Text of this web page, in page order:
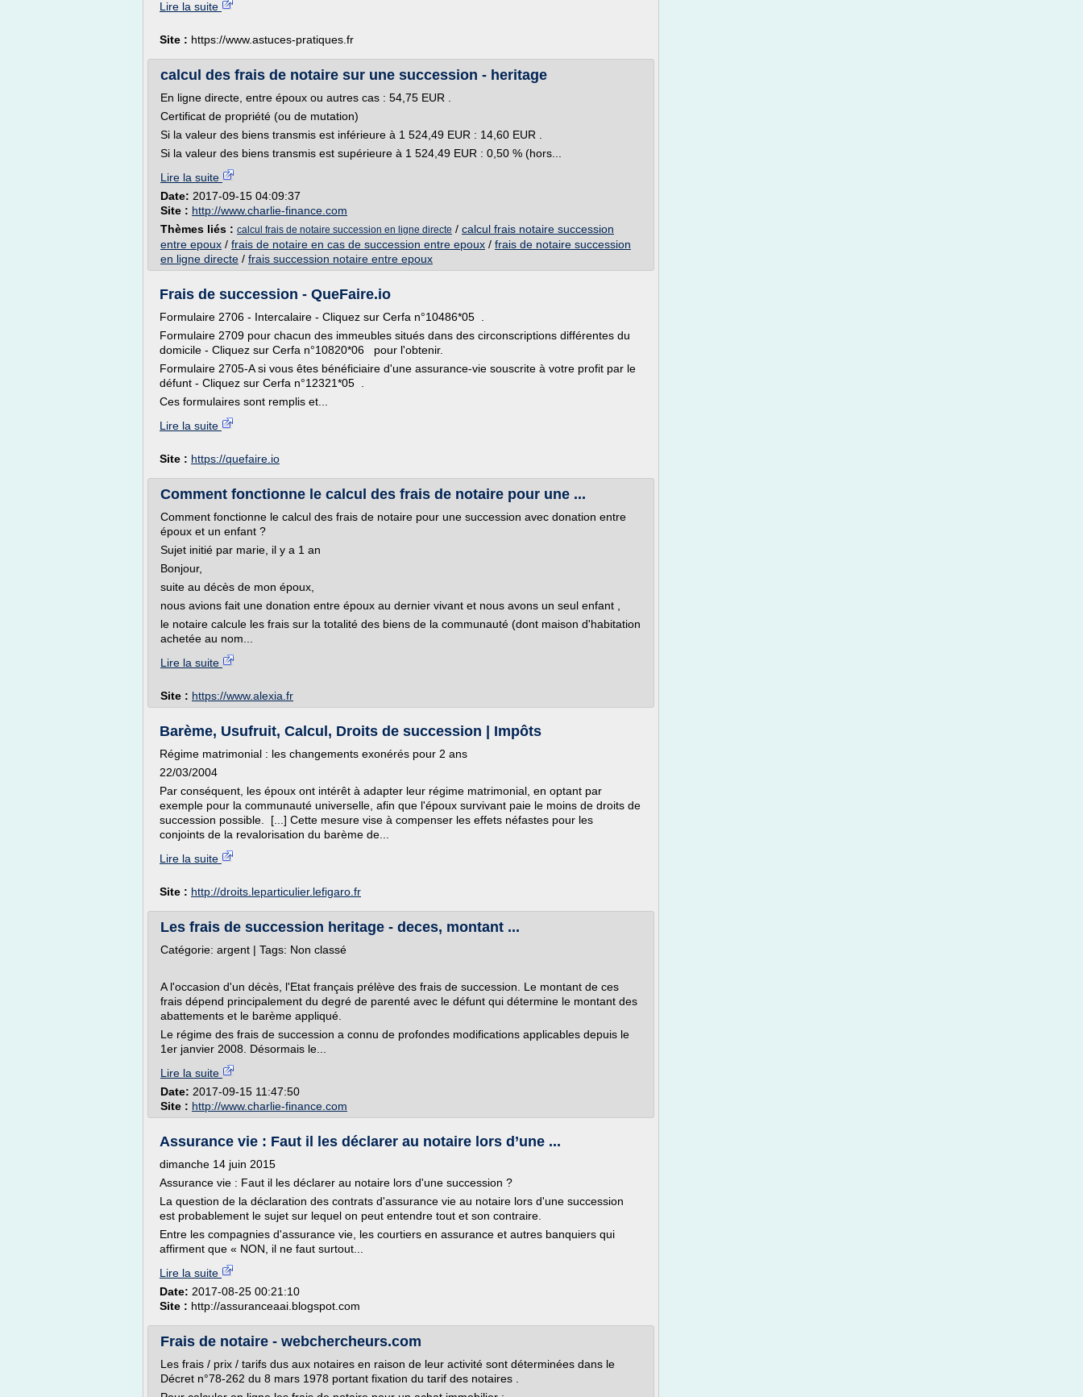
Lire la suite
Site : https://www.astuces-pratiques.fr
calcul des frais de notaire sur une succession - heritage
En ligne directe, entre époux ou autres cas : 54,75 EUR .
Certificat de propriété (ou de mutation)
Si la valeur des biens transmis est inférieure à 1 524,49 EUR : 14,60 EUR .
Si la valeur des biens transmis est supérieure à 1 524,49 EUR : 0,50 % (hors...
Lire la suite
Date: 2017-09-15 04:09:37
Site : http://www.charlie-finance.com
Thèmes liés : calcul frais de notaire succession en ligne directe / calcul frais notaire succession
entre epoux / frais de notaire en cas de succession entre epoux / frais de notaire succession
en ligne directe / frais succession notaire entre epoux
Frais de succession - QueFaire.io
Formulaire 2706 - Intercalaire - Cliquez sur Cerfa n°10486*05 .
Formulaire 2709 pour chacun des immeubles situés dans des circonscriptions différentes du
domicile - Cliquez sur Cerfa n°10820*06 pour l'obtenir.
Formulaire 2705-A si vous êtes bénéficiaire d'une assurance-vie souscrite à votre profit par le
défunt - Cliquez sur Cerfa n°12321*05 .
Ces formulaires sont remplis et...
Lire la suite
Site : https://quefaire.io
Comment fonctionne le calcul des frais de notaire pour une ...
Comment fonctionne le calcul des frais de notaire pour une succession avec donation entre
époux et un enfant ?
Sujet initié par marie, il y a 1 an
Bonjour,
suite au décès de mon époux,
nous avions fait une donation entre époux au dernier vivant et nous avons un seul enfant ,
le notaire calcule les frais sur la totalité des biens de la communauté (dont maison d'habitation
achetée au nom...
Lire la suite
Site : https://www.alexia.fr
Barème, Usufruit, Calcul, Droits de succession | Impôts
Régime matrimonial : les changements exonérés pour 2 ans
22/03/2004
Par conséquent, les époux ont intérêt à adapter leur régime matrimonial, en optant par
exemple pour la communauté universelle, afin que l'époux survivant paie le moins de droits de
succession possible. [...] Cette mesure vise à compenser les effets néfastes pour les
conjoints de la revalorisation du barème de...
Lire la suite
Site : http://droits.leparticulier.lefigaro.fr
Les frais de succession heritage - deces, montant ...
Catégorie: argent | Tags: Non classé
A l'occasion d'un décès, l'Etat français prélève des frais de succession. Le montant de ces
frais dépend principalement du degré de parenté avec le défunt qui détermine le montant des
abattements et le barème appliqué.
Le régime des frais de succession a connu de profondes modifications applicables depuis le
1er janvier 2008. Désormais le...
Lire la suite
Date: 2017-09-15 11:47:50
Site : http://www.charlie-finance.com
Assurance vie : Faut il les déclarer au notaire lors d’une ...
dimanche 14 juin 2015
Assurance vie : Faut il les déclarer au notaire lors d'une succession ?
La question de la déclaration des contrats d'assurance vie au notaire lors d'une succession
est probablement le sujet sur lequel on peut entendre tout et son contraire.
Entre les compagnies d'assurance vie, les courtiers en assurance et autres banquiers qui
affirment que « NON, il ne faut surtout...
Lire la suite
Date: 2017-08-25 00:21:10
Site : http://assuranceaai.blogspot.com
Frais de notaire - webchercheurs.com
Les frais / prix / tarifs dus aux notaires en raison de leur activité sont déterminées dans le
Décret n°78-262 du 8 mars 1978 portant fixation du tarif des notaires .